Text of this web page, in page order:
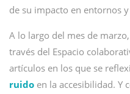
de su impacto en entornos
A lo largo del mes de
través del Espacio
artículos en los que se
ruido en la accesibilidad. Y